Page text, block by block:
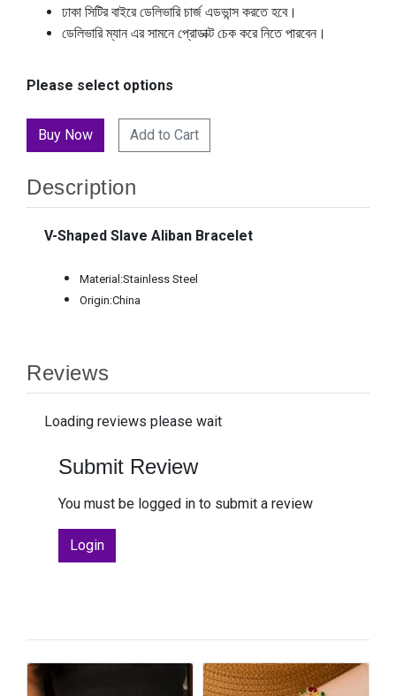
ঢাকা সিটির বাইরে ডেলিভারি চার্জ এডভান্স করতে হবে।
ডেলিভারি ম্যান এর সামনে প্রোডাক্ট চেক করে নিতে পারবেন।
Please select options
Add to Cart
Description
V-Shaped Slave Aliban Bracelet
Material:Stainless Steel
Origin:China
Reviews
Loading reviews please wait
Submit Review
You must be logged in to submit a review
Login